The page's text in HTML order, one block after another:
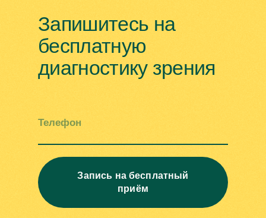
Запишитесь на
бесплатную
диагностику зрения
Телефон
Запись на бесплатный
приём